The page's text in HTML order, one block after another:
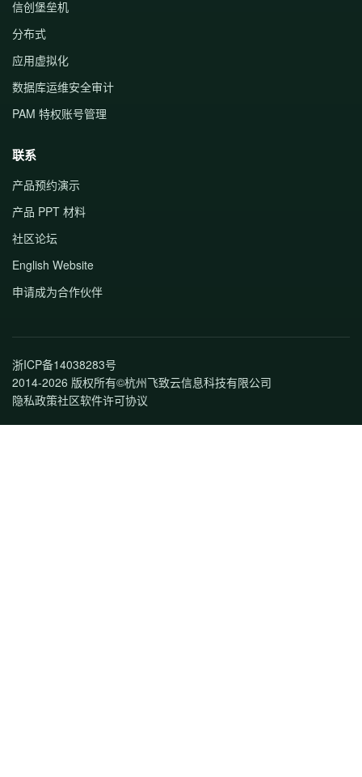
信创堡垒机
分布式
应用虚拟化
数据库运维安全审计
PAM 特权账号管理
联系
产品预约演示
产品 PPT 材料
社区论坛
English Website
申请成为合作伙伴
浙ICP备14038283号
2014-2026 版权所有©杭州飞致云信息科技有限公司
隐私政策社区软件许可协议